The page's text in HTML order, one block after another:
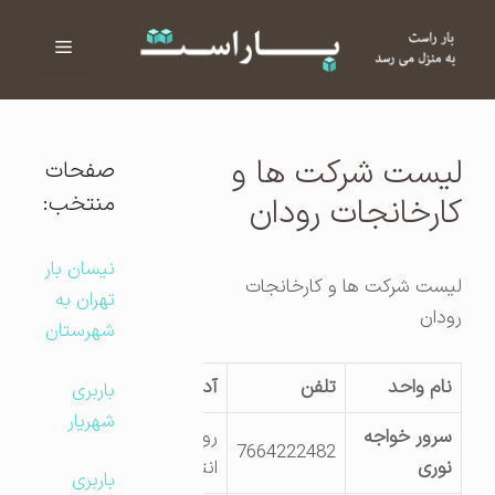
فهرست
لیست شرکت ها و
کارخانجات رودان
لیست شرکت ها و کارخانجات
رودان
نام واحد تلفن
آدرس کارگاه
سرور خواجه
نوری
7664222482
رودان جنب ناحیه
انتظامی
صفحات
منتخب:
نیسان بار
تهران به
شهرستان
باربری
شهریار
باربری